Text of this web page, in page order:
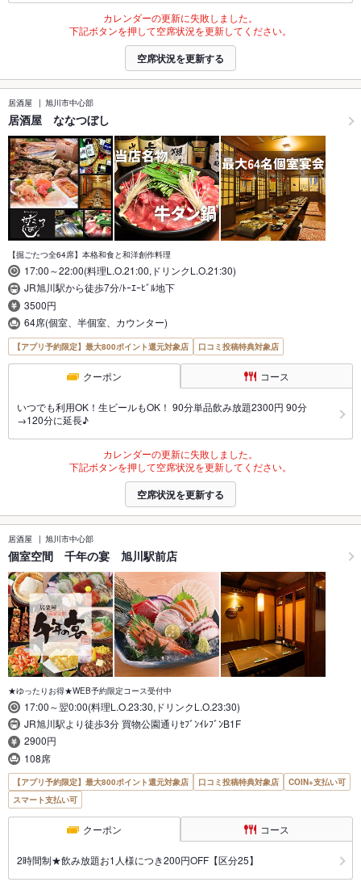
カレンダーの更新に失敗しました。
下記ボタンを押して空席状況を更新してください。
空席状況を更新する
居酒屋 旭川市中心部
居酒屋 ななつぼし
【掘ごたつ全64席】本格和食と和洋創作料理
17:00～22:00(料理L.O.21:00,ドリンクL.O.21:30)
JR旭川駅から徒歩7分/ﾄｰｴｰﾋﾞﾙ地下
3500円
64席(個室、半個室、カウンター)
【アプリ予約限定】最大800ポイント還元対象店 口コミ投稿特典対象店
クーポン コース
いつでも利用OK！生ビールもOK！ 90分単品飲み放題2300円 90分
→120分に延長♪
カレンダーの更新に失敗しました。
下記ボタンを押して空席状況を更新してください。
空席状況を更新する
居酒屋 旭川市中心部
個室空間 千年の宴 旭川駅前店
★ゆったりお得★WEB予約限定コース受付中
17:00～翌0:00(料理L.O.23:30,ドリンクL.O.23:30)
JR旭川駅より徒歩3分 買物公園通りｾﾌﾞﾝｲﾚﾌﾞﾝB1F
2900円
108席
【アプリ予約限定】最大800ポイント還元対象店 口コミ投稿特典対象店
COIN+支払い可
スマート支払い可
クーポン コース
2時間制★飲み放題お1人様につき200円OFF【区分25】